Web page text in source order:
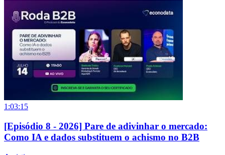
1:03:15
[Episódio 8 - 2026] Pare de adivinhar o mercado:
Como IA e dados substituem o achismo no B2B